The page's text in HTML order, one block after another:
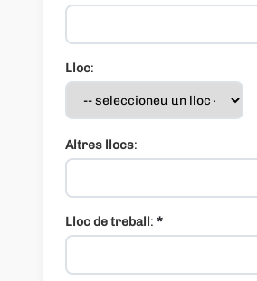
Lloc:
Altres llocs:
Lloc de treball: *